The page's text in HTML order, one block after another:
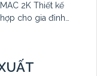
2K Thiết kế
cho gia đình